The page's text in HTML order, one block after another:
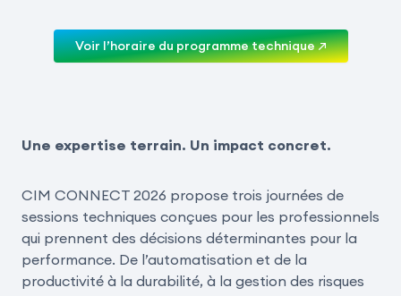
Voir l’horaire du programme technique ↗
Une expertise terrain. Un impact concret.
CIM CONNECT 2026 propose trois journées de
sessions techniques conçues pour les professionnels
qui prennent des décisions déterminantes pour la
performance. De l’automatisation et de la
productivité à la durabilité, à la gestion des risques